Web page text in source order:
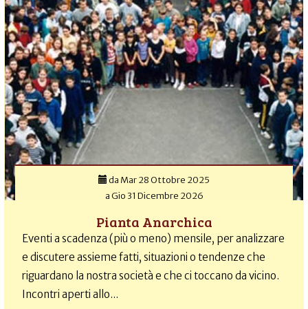
da Mar 28 Ottobre 2025
aGio 31 Dicembre 2026
Pianta Anarchica
Eventi a scadenza (più o meno) mensile, per analizzare
e discutere assieme fatti, situazioni o tendenze che
riguardano la nostra società e che ci toccano da vicino.
Incontri aperti allo...